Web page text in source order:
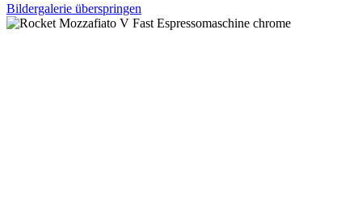
Bildergalerie überspringen